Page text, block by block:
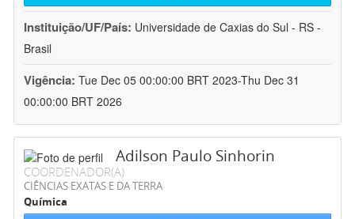
Instituição/UF/País: Universidade de Caxias do Sul - RS -
Brasil
Vigência: Tue Dec 05 00:00:00 BRT 2023-Thu Dec 31
00:00:00 BRT 2026
Adilson Paulo Sinhorin
COORDENADOR(A)
CIÊNCIAS EXATAS E DA TERRA
Química